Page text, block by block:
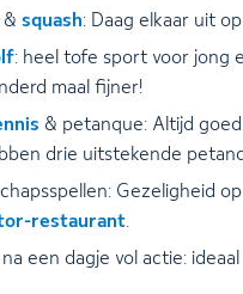
& squash: Daag elkaar uit
: heel tofe sport voor jong
maal fijner!
& petanque: Altijd
drie uitstekende
Gezeligheid
restaurant.
na een dagje vol actie: